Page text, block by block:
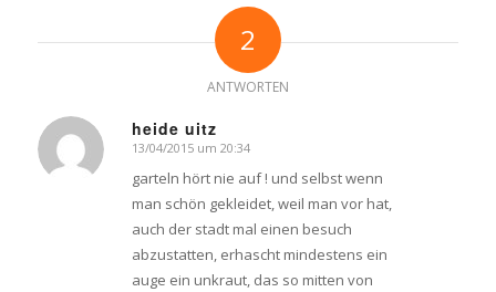
2
ANTWORTEN
heide uitz
says:
13/04/2015 um 20:34
garteln hört nie auf ! und selbst wenn
man schön gekleidet, weil man vor hat,
auch der stadt mal einen besuch
abzustatten, erhascht mindestens ein
auge ein unkraut, das so mitten von